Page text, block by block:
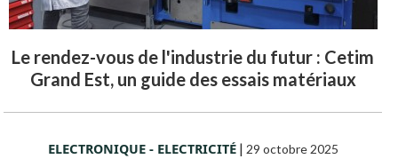
Le rendez-vous de l'industrie du futur : Cetim
Grand Est, un guide des essais matériaux
ELECTRONIQUE - ELECTRICITÉ| 29 octobre 2025